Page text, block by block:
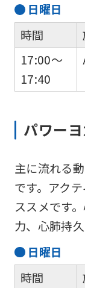
日曜日
時間
17:00～
17:40
パワー
主に流れる
です。アク
ススメです
力、心肺持
日曜日
時間